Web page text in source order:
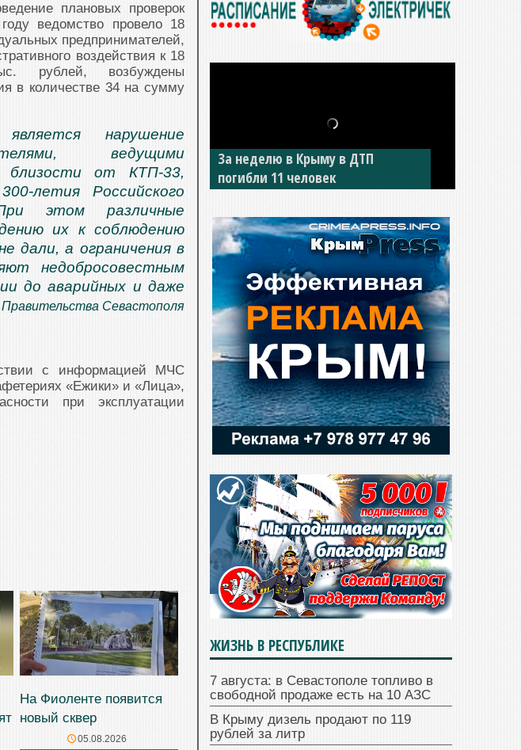
плановых проверок
ведомство провело 18
предпринимателей,
воздействия к 18
рублей, возбуждены
в количестве 34 на сумму
нарушение
ведущими
близости от КТП-33,
летия Российского
этом различные
их к соблюдению
дали, а ограничения в
недобросовестным
до аварийных и даже
Севастополя
с информацией МЧС
«Ежики» и «Лица»,
при эксплуатации
На Фиоленте появится
новый сквер
05.08.2026
За неделю в Крыму в ДТП
погибли 11 человек
В Джанкое водитель ВАЗа сбил
двух детей на «зебре»
ЖИЗНЬ В РЕСПУБЛИКЕ
7 августа: в Севастополе топливо в
свободной продаже есть на 10 АЗС
В Крыму дизель продают по 119
рублей за литр